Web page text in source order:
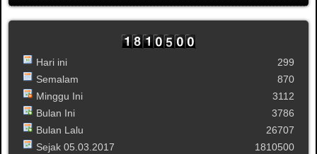
Hari ini
Semalam
Minggu Ini
Bulan Ini
Bulan Lalu
Sejak 05.03.2017
299
870
3112
3786
26707
1810500